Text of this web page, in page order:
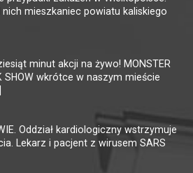
nich mieszkaniec powiatu kaliskiego
minut akcji na żywo! MONSTER
SHOW wkrótce w naszym mieście
Oddział kardiologiczny wstrzymuje
Lekarz i pacjent z wirusem SARS